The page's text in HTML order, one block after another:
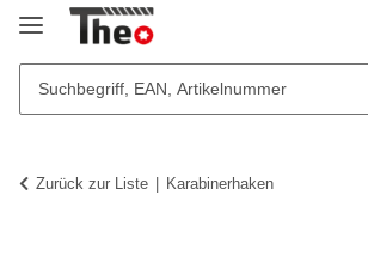
Zurück zur Liste Karabinerhaken